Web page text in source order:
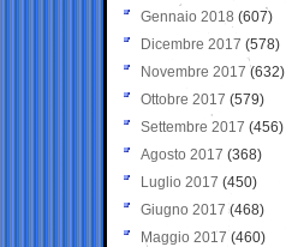
Gennaio 2018 (607)
Dicembre 2017 (578)
Novembre 2017 (632)
Ottobre 2017 (579)
Settembre 2017 (456)
Agosto 2017 (368)
Luglio 2017 (450)
Giugno 2017 (468)
Maggio 2017 (460)